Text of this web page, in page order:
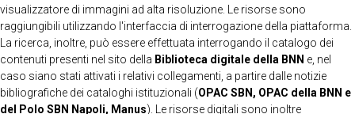
visualizzatore di immagini ad alta risoluzione. Le risorse sono
raggiungibili utilizzando l'interfaccia di interrogazione della piattaforma.
La ricerca, inoltre, può essere effettuata interrogando il catalogo dei
contenuti presenti nel sito della Biblioteca digitale della BNN e, nel
caso siano stati attivati i relativi collegamenti, a partire dalle notizie
bibliografiche dei cataloghi istituzionali (OPAC SBN, OPAC della BNN e
del Polo SBN Napoli, Manus). Le risorse digitali sono inoltre